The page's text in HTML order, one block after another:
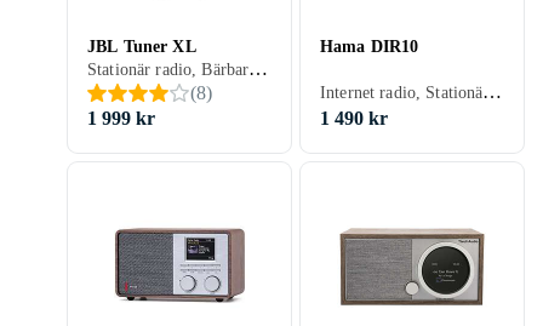
JBL Tuner XL
Stationär radio, Bärbar radio, FM, DAB, DAB+, Batteri, Projicering av tid, Display, Allvädersskydd (damm/fukttålig)
(8)
1 999 kr
Hama DIR10
Internet radio, Stationär radio, Bärbar radio, FM, Internetströmning, DAB+, Hörlursutgång
1 490 kr